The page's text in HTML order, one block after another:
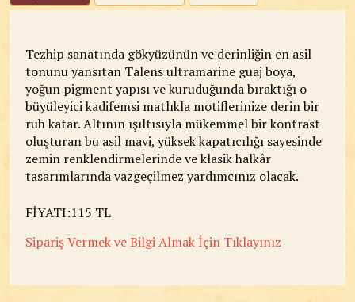
Tezhip sanatında gökyüzünün ve derinliğin en asil
tonunu yansıtan Talens ultramarine guaj boya,
yoğun pigment yapısı ve kuruduğunda bıraktığı o
büyüleyici kadifemsi matlıkla motiflerinize derin bir
ruh katar. Altının ışıltısıyla mükemmel bir kontrast
oluşturan bu asil mavi, yüksek kapatıcılığı sayesinde
zemin renklendirmelerinde ve klasik halkâr
tasarımlarında vazgeçilmez yardımcınız olacak.
FİYATI:115 TL
Sipariş Vermek ve Bilgi Almak İçin Tıklayınız